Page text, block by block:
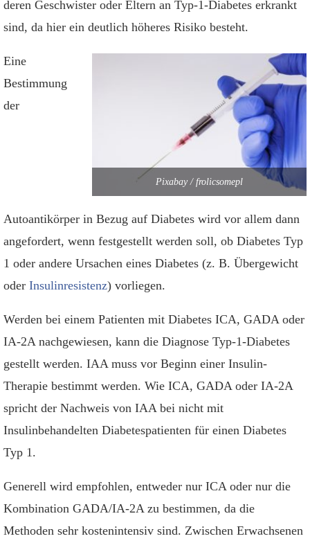
deren Geschwister oder Eltern an Typ-1-Diabetes erkrankt
sind, da hier ein deutlich höheres Risiko besteht.
Pixabay / frolicsomepl
Eine
Bestimmung
der
Autoantikörper in Bezug auf Diabetes wird vor allem dann
angefordert, wenn festgestellt werden soll, ob Diabetes Typ
1 oder andere Ursachen eines Diabetes (z. B. Übergewicht
oder Insulinresistenz) vorliegen.
Werden bei einem Patienten mit Diabetes ICA, GADA oder
IA-2A nachgewiesen, kann die Diagnose Typ-1-Diabetes
gestellt werden. IAA muss vor Beginn einer Insulin-
Therapie bestimmt werden. Wie ICA, GADA oder IA-2A
spricht der Nachweis von IAA bei nicht mit
Insulinbehandelten Diabetespatienten für einen Diabetes
Typ 1.
Generell wird empfohlen, entweder nur ICA oder nur die
Kombination GADA/IA-2A zu bestimmen, da die
Methoden sehr kostenintensiv sind. Zwischen Erwachsenen